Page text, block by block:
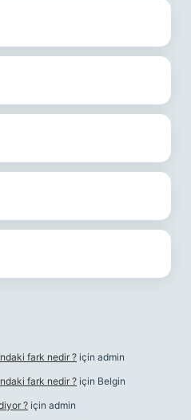
fark nedir ? için admin
fark nedir ? için Belgin
?için admin